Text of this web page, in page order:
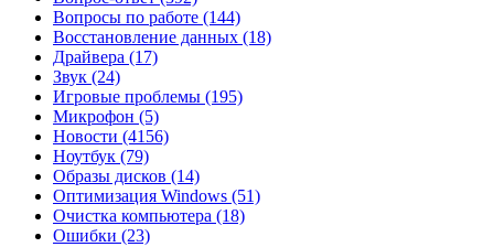
Вопросы по работе (144)
Восстановление данных (18)
Драйвера (17)
Звук (24)
Игровые проблемы (195)
Микрофон (5)
Новости (4156)
Ноутбук (79)
Образы дисков (14)
Оптимизация Windows (51)
Очистка компьютера (18)
Ошибки (23)